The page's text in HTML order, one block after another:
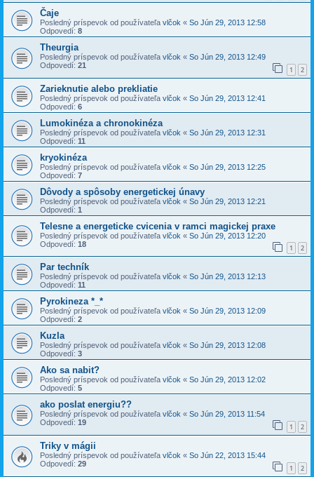
Čaje
Posledný príspevok od používateľa vlčok « So Jún 29, 2013 12:58
Odpovedí: 8
Theurgia
Posledný príspevok od používateľa vlčok « So Jún 29, 2013 12:49
Odpovedí: 21 1 2
Zarieknutie alebo prekliatie
Posledný príspevok od používateľa vlčok « So Jún 29, 2013 12:41
Odpovedí: 6
Lumokinéza a chronokinéza
Posledný príspevok od používateľa vlčok « So Jún 29, 2013 12:31
Odpovedí: 11
kryokinéza
Posledný príspevok od používateľa vlčok « So Jún 29, 2013 12:25
Odpovedí: 7
Dôvody a spôsoby energetickej únavy
Posledný príspevok od používateľa vlčok « So Jún 29, 2013 12:21
Odpovedí: 1
Telesne a energeticke cvicenia v ramci magickej praxe
Posledný príspevok od používateľa vlčok « So Jún 29, 2013 12:20
Odpovedí: 18 1 2
Par techník
Posledný príspevok od používateľa vlčok « So Jún 29, 2013 12:13
Odpovedí: 11
Pyrokineza *_*
Posledný príspevok od používateľa vlčok « So Jún 29, 2013 12:09
Odpovedí: 2
Kuzla
Posledný príspevok od používateľa vlčok « So Jún 29, 2013 12:08
Odpovedí: 3
Ako sa nabit?
Posledný príspevok od používateľa vlčok « So Jún 29, 2013 12:02
Odpovedí: 5
ako poslat energiu??
Posledný príspevok od používateľa vlčok « So Jún 29, 2013 11:54
Odpovedí: 19 1 2
Triky v mágii
Posledný príspevok od používateľa vlčok « So Jún 22, 2013 15:44
Odpovedí: 29 1 2